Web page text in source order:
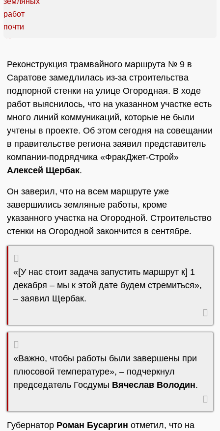
Реконструкция трамвайного маршрута № 9 в
Саратове замедлилась из-за строительства
подпорной стенки на улице Огородная. В ходе
работ выяснилось, что на указанном участке есть
много линий коммуникаций, которые не были
учтены в проекте. Об этом сегодня на совещании
в правительстве региона заявил представитель
компании-подрядчика «ФракДжет-Строй»
Алексей Щербак.
Он заверил, что на всем маршруте уже
завершились земляные работы, кроме
указанного участка на Огородной. Строительство
стенки на Огородной закончится в сентябре.
«[У нас стоит задача запустить маршрут к] 1
декабря – мы к этой дате будем стремиться»,
– заявил Щербак.
«Важно, чтобы работы были завершены при
плюсовой температуре», – подчеркнул
председатель Госдумы Вячеслав Володин.
Губернатор Роман Бусаргин отметил, что на